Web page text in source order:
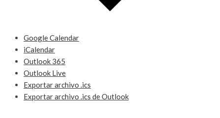
Google Calendar
iCalendar
Outlook 365
Outlook Live
Exportar archivo .ics
Exportar archivo .ics de Outlook